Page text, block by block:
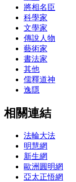
將相名臣
科學家
文學家
傳說人物
藝術家
書法家
其他
儒釋道神
逸隱
相關連結
法輪大法
明慧網
新生網
歐洲圓明網
亞太正悟網